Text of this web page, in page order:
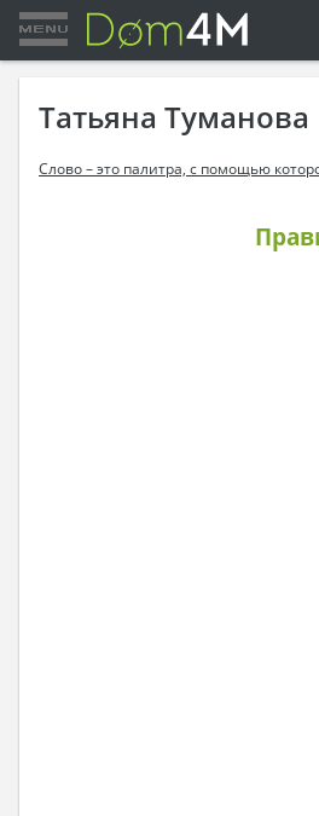
Татьяна Туманова
Слово – это палитра, с помощью